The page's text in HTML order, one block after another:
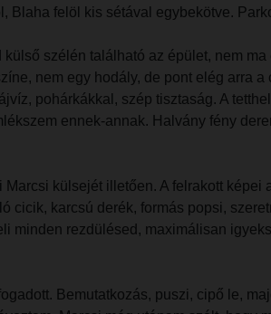
Blaha felöl kis sétával egybekötve.
szélén található az épület, nem
nem egy hodály, de pont elég arra
pohárkákkal, szép tisztaság. A
ennek-annak. Halvány fény
külsejét illetően. A felrakott
cicik, karcsú derék, formás popsi,
minden rezdülésed, maximálisan
Bemutatkozás, puszi, cipő le,